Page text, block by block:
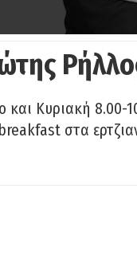
και Κυριακή 8.00-
στα